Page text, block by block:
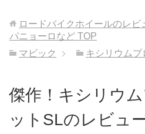
ロードバイクホイールのレ
パニョーロなど TOP
マビック
キシリウムプ
傑作！キシリウ
ットSLのレビュ